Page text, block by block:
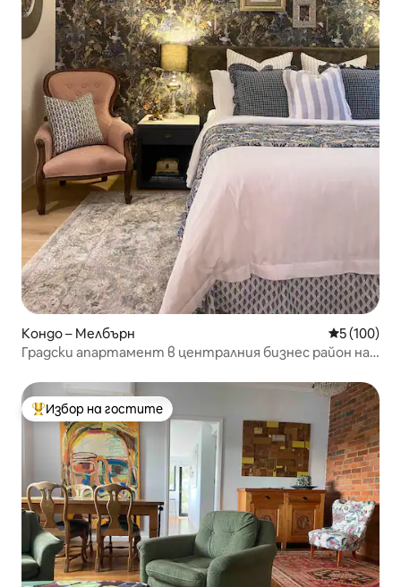
Кондо – Мелбърн Средна
5 (100)
Градски апартамент в централния бизнес район на
Най-популярен избор на гостите
Избор на гостите